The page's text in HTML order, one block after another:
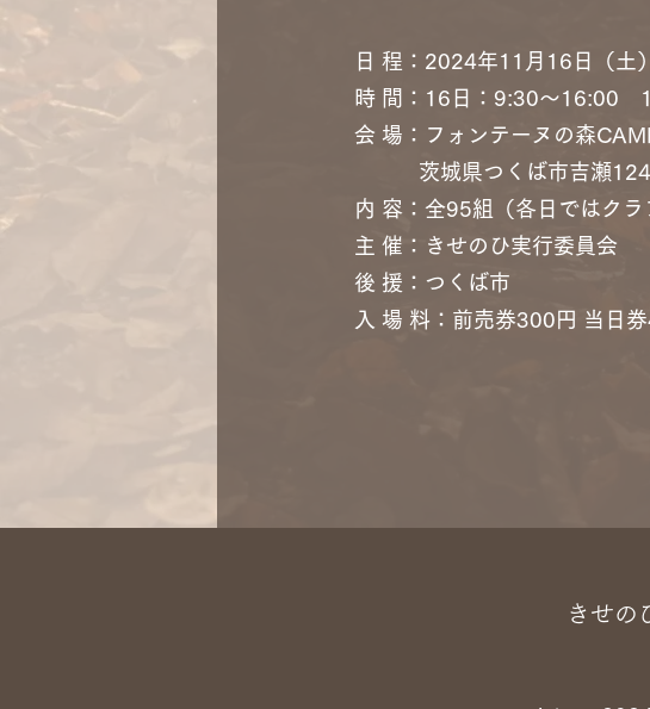
日 程：2024年11月16日（土
時 間：16日：9:30〜16:00
会 場：フォンテーヌの森
茨城県つくば市吉瀬
内 容：全95組（各日ではク
主 催：きせのひ実行委員会
後 援：つくば市
入 場 料：前売券300円 当日
きせの